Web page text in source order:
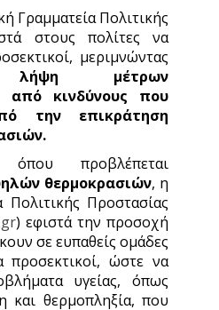
Γραμματεία Πολιτικής
στους πολίτες να
μεριμνώντας
λήψη μέτρων
από
κινδύνους που
την επικράτηση
όπου προβλέπεται
θερμοκρασιών, η
Πολιτικής Προστασίας
) εφιστά την προσοχή
σε ευπαθείς ομάδες
προσεκτικοί, ώστε να
υγείας, όπως
και θερμοπληξία, που